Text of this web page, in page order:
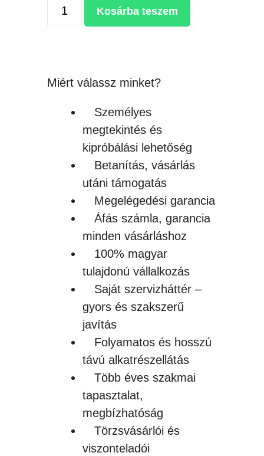
TOLL
ELEM
mennyiség
Kosárba teszem
Miért válassz minket?
Személyes
megtekintés és
kipróbálási lehetőség
Betanítás, vásárlás
utáni támogatás
Megelégedési garancia
Áfás számla, garancia
minden vásárláshoz
100% magyar
tulajdonú vállalkozás
Saját szervizháttér –
gyors és szakszerű
javítás
Folyamatos és hosszú
távú alkatrészellátás
Több éves szakmai
tapasztalat,
megbízhatóság
Törzsvásárlói és
viszonteladói